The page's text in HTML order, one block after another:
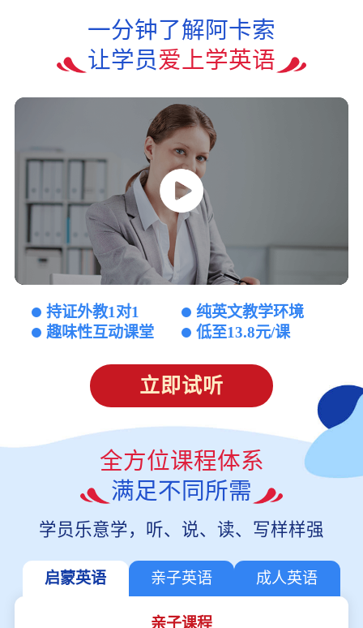
一分钟了解阿卡索
让学员爱上学英语
持证外教1对1
纯英文教学环境
趣味性互动课堂
低至13.8元/课
立即试听
全方位课程体系
满足不同所需
学员乐意学，听、说、读、写样样强
启蒙英语 亲子英语 成人英语
亲子课程